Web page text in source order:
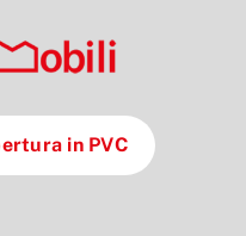
in PVC